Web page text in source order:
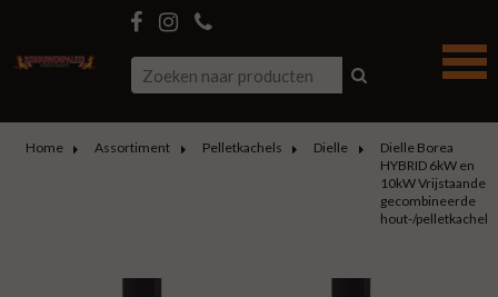
Home Assortiment Pelletkachels Dielle
Dielle Borea
HYBRID 6kW en
10kW Vrijstaande
gecombineerde
hout-/pelletkachel